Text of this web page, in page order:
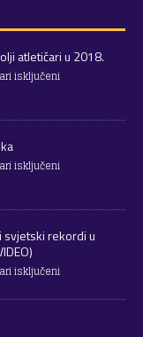
atletičari u 2018.
isključeni
isključeni
svjetski rekordi u
isključeni